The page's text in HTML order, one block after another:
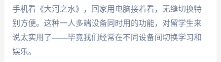
手机看《大河之水》，回家用电脑接着看，无缝切换特
别方便。这种一人多端设备同时用的功能，对留学生来
说太实用了——毕竟我们经常在不同设备间切换学习和
娱乐。